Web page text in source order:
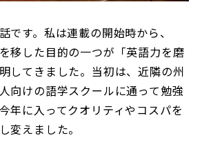
です。私は連載の開始時から、
移した目的の一つが「英語力を磨
してきました。当初は、近隣の州
向けの語学スクールに通って勉強
年に入ってクオリティやコスパを
変えました。